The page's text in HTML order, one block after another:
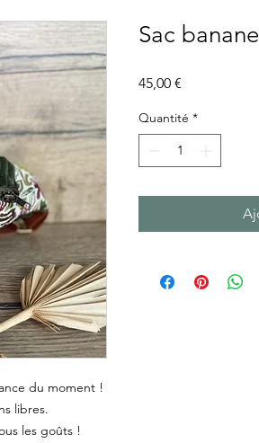
du moment !
libres.
les goûts !
Sac
45,00 €
Quantité *